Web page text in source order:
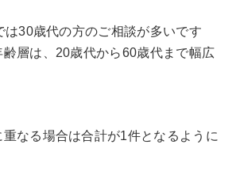
は30歳代の方のご相談が多いです
層は、20歳代から60歳代まで幅広
なる場合は合計が1件となるように